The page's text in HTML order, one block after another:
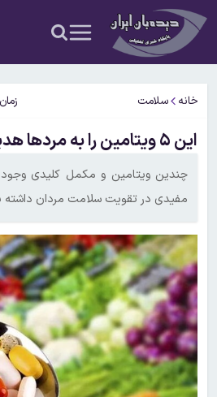
خانه سلامت
این ۵ ویتامین را به مردها هدیه بدهید
چندین ویتامین و مکمل کلیدی
مفیدی در تقویت سلامت مردان داشته